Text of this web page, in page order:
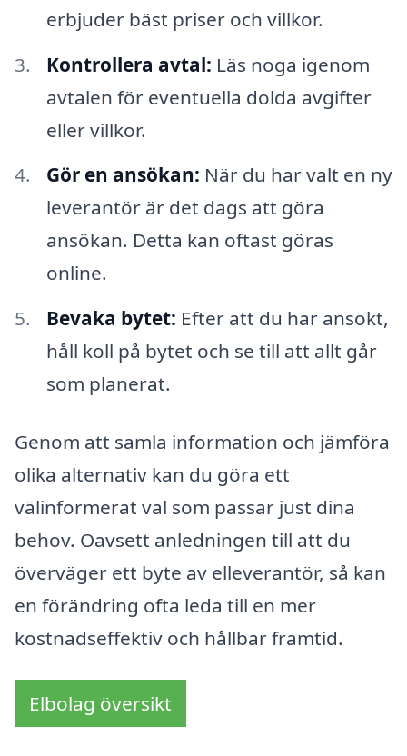
erbjuder bäst priser och villkor.
Kontrollera avtal: Läs noga igenom
avtalen för eventuella dolda avgifter
eller villkor.
Gör en ansökan: När du har valt en ny
leverantör är det dags att göra
ansökan. Detta kan oftast göras
online.
Bevaka bytet: Efter att du har ansökt,
håll koll på bytet och se till att allt går
som planerat.
Genom att samla information och jämföra
olika alternativ kan du göra ett
välinformerat val som passar just dina
behov. Oavsett anledningen till att du
överväger ett byte av elleverantör, så kan
en förändring ofta leda till en mer
kostnadseffektiv och hållbar framtid.
Elbolag översikt